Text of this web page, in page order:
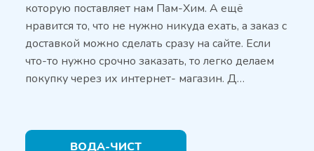
которую поставляет нам Пам-Хим. А ещё
нравится то, что не нужно никуда ехать, а заказ с
доставкой можно сделать сразу на сайте. Если
что-то нужно срочно заказать, то легко делаем
покупку через их интернет- магазин. Д…
ВОДА-ЧИСТ